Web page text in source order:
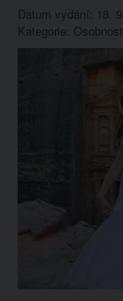
Datum vydání: 18.
Kategorie: